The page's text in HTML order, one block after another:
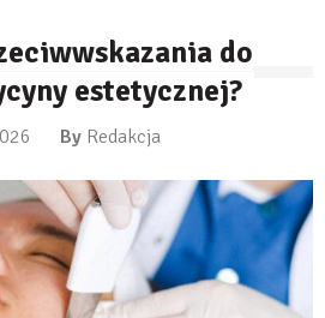
do
estetycznej?
By Redakcja